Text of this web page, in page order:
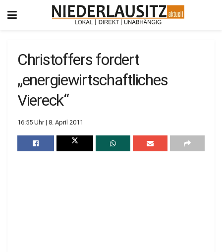
Christoffers fordert
„energiewirtschaftliches
Viereck“
16:55 Uhr | 8. April 2011